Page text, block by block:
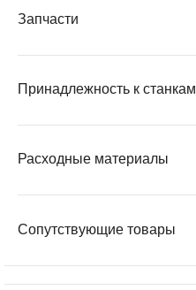
Запчасти
Принадлежность к станкам
Расходные материалы
Сопутствующие товары